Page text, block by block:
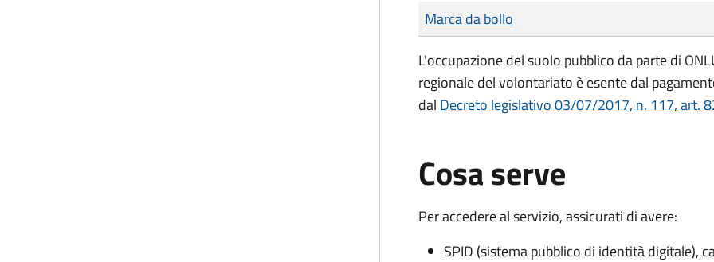
Tipo di pagamento
Importo
Marca da bollo
L'occupazione del suolo pubblico da parte di
regionale del volontariato è esente dal
dal Decreto legislativo 03/07/2017, n. 117, art.
Cosa serve
Per accedere al servizio, assicurati di avere:
SPID (sistema pubblico di identità digitale),